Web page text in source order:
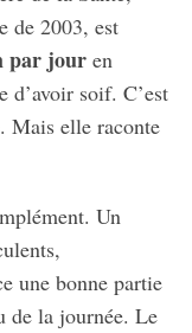
de 2003, est
par jouren
d’avoir soif. C’est
Mais elle raconte
Un
une bonne partie
de la journée. Le